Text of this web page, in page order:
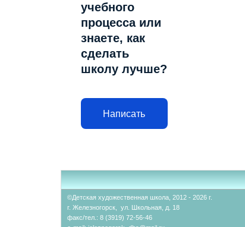
учебного
процесса или
знаете, как
сделать
школу лучше?
Написать
©Детская художественная школа, 2012 - 2026 г.
г. Железногорск, ул. Школьная, д. 18
факс/тел.: 8 (3919) 72-56-46